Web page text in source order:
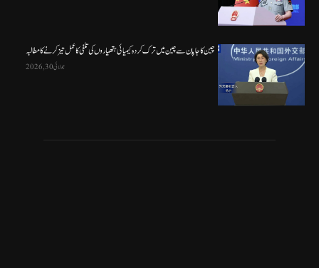
چین کا جاپان سے چین میں ترک کردہ کیمیائی ہتھیاروں کی تلفی کا عمل تیز کرنے کا مطالبہ
جولائی 30, 2026